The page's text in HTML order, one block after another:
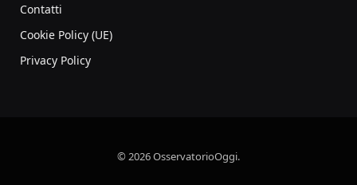
Contatti
Cookie Policy (UE)
Privacy Policy
© 2026 OsservatorioOggi.